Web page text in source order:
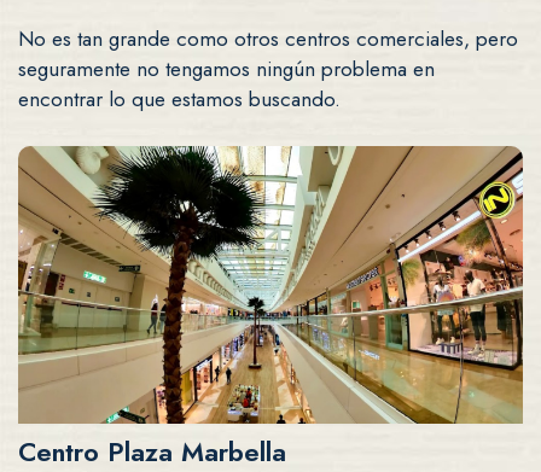
No es tan grande como otros centros comerciales, pero
seguramente no tengamos ningún problema en
encontrar lo que estamos buscando.
Centro Plaza Marbella